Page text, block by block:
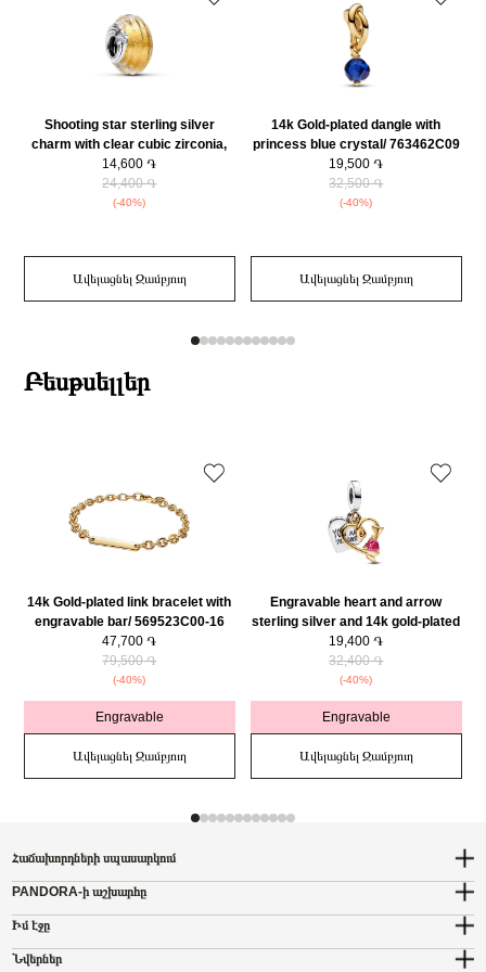
Shooting star sterling silver
charm with clear cubic zirconia,
transparent Murano glass and
gold foil/ 792982C01
14,600 ֏
24,400 ֏
(-40%)
Ավելացնել Զամբյուղ
14k Gold-plated dangle with
princess blue crystal/ 763462C09
19,500 ֏
32,500 ֏
(-40%)
Ավելացնել Զամբյուղ
Բեսթսելլեր
14k Gold-plated link bracelet with
engravable bar/ 569523C00-16
47,700 ֏
79,500 ֏
(-40%)
Engravable
Ավելացնել Զամբյուղ
Engravable heart and arrow
sterling silver and 14k gold-plated
double dangle with red cubic
zirconia/ 763622C01
19,400 ֏
32,400 ֏
(-40%)
Engravable
Ավելացնել Զամբյուղ
Հաճախորդների սպասարկում
PANDORA-ի աշխարհը
Իմ էջը
Նվերներ